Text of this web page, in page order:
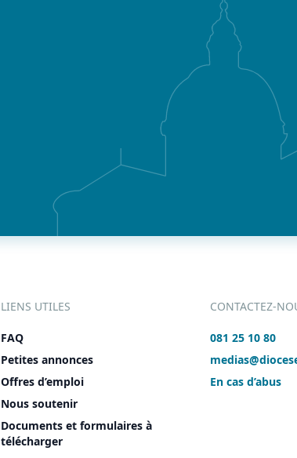
LIENS UTILES
FAQ
Petites annonces
Offres d’emploi
Nous soutenir
Documents et formulaires à
télécharger
CONTACTEZ-
081 25 10 80
En cas d’abus